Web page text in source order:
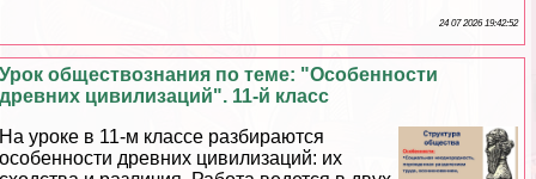
24 07 2026 19:42:52
Урок обществознания по теме: "Особенности
древних цивилизаций". 11-й класс
На уроке в 11-м классе разбираются
особенности древних цивилизаций: их